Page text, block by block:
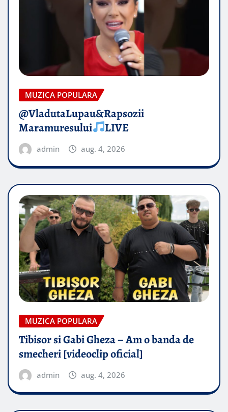
MUZICA POPULARA
@VladutaLupau&Rapsozii
Maramuresului
LIVE
admin aug. 4, 2026
MUZICA POPULARA
Tibisor si Gabi Gheza – Am o banda de
smecheri [videoclip oficial]
admin aug. 4, 2026